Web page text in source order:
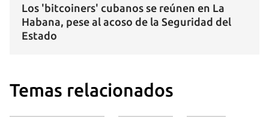
Los 'bitcoiners' cubanos se reúnen en La
Habana, pese al acoso de la Seguridad del
Estado
Temas relacionados